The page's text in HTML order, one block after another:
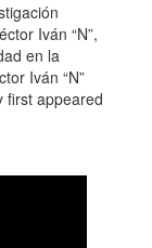
Iván “N”,
en la
Iván “N”
first appeared